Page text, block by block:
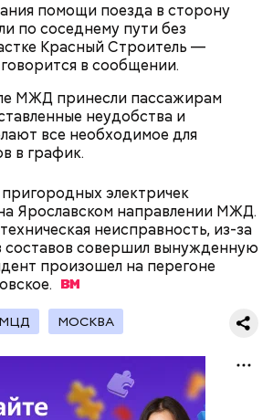
помощи поезда в сторону
по соседнему пути без
Красный Строитель —
в сообщении.
МЖД принесли пассажирам
неудобства и
все необходимое для
в график.
пригородных электричек
Ярославском направлении МЖД.
неисправность, из-за
составов совершил вынужденную
произошел на перегоне
МЦД МОСКВА
индивидуальным
осуществлял
деятельность в области
рекламы в социальных
своих доходов часть
мотивационных курсов и
на спорт Гасанов получал на
счета как физического лица, а
родственникам лицевые
в
московской прокуратуре
деньги и возвращали
пользоваться деньгами и не
у налоговой, Гасанов либо
еще несколькими счетами,
квартиры.
Миссюры была его девушка.
стал друг детства
ехали вместе в машине,
приятеля морсом с
два дня Константин умер в